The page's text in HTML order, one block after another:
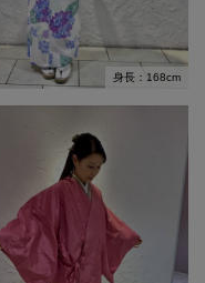
身長：168cm